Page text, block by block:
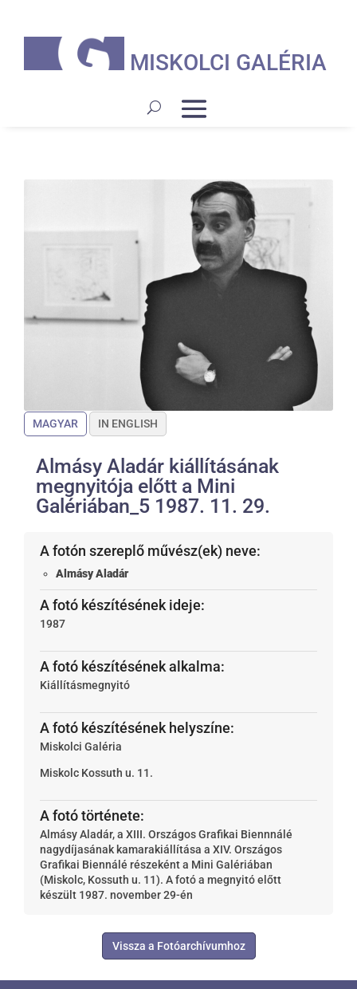
MISKOLCI GALÉRIA
MAGYAR IN ENGLISH
Almásy Aladár kiállításának
megnyitója előtt a Mini
Galériában_5 1987. 11. 29.
A fotón szereplő művész(ek) neve:
Almásy Aladár
A fotó készítésének ideje:
1987
A fotó készítésének alkalma:
Kiállításmegnyitó
A fotó készítésének helyszíne:
Miskolci Galéria
Miskolc Kossuth u. 11.
A fotó története:
Almásy Aladár, a XIII. Országos Grafikai Biennnálé
nagydíjasának kamarakiállítása a XIV. Országos
Grafikai Biennálé részeként a Mini Galériában
(Miskolc, Kossuth u. 11). A fotó a megnyitó előtt
készült 1987. november 29-én
Vissza a Fotóarchívumhoz